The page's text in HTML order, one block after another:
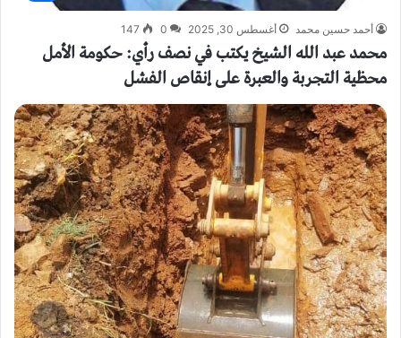
أحمد حسين محمد أغسطس 30, 2025 0
147
محمد عبد الله الشيخ يكتب في نصف رأي: حكومة الأمل
محظية التجربة والعبرة على إنقاص الفشل